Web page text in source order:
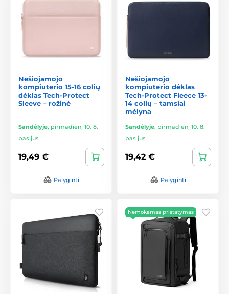
Nešiojamojo
kompiuterio 15-16 colių
dėklas Tech-Protect
Sleeve – rožinė
Sandėlyje, pirmadienį 10. 8.
pas jus
19,49 €
Palyginti
Nešiojamojo
kompiuterio dėklas
Tech-Protect Fleece 13-
14 colių – tamsiai
mėlyna
Sandėlyje, pirmadienį 10. 8.
pas jus
19,42 €
Palyginti
Nemokamas pristatymas